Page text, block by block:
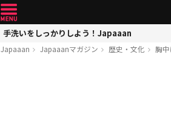
手洗いをしっかりしよう！Japaaan
Japaaan Japaaanマガジン 歴史・文化 胸